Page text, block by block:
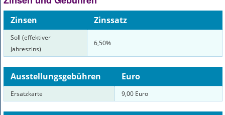
Zinsen Zinssatz
Soll (effektiver
Jahreszins)
6,50%
Ausstellungsgebühren Euro
Ersatzkarte 9,00 Euro